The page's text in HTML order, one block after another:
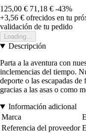
125,00 € 71,18 € -43%
+3,56 € ofrecidos en tu
validación de tu pedido
Loading...
Descripción
Parta a la aventura con
inclemencias del tiempo.
deporte o las escapadas
gracias a las asas o como
Información adicional
Marca
Referencia del proveedor